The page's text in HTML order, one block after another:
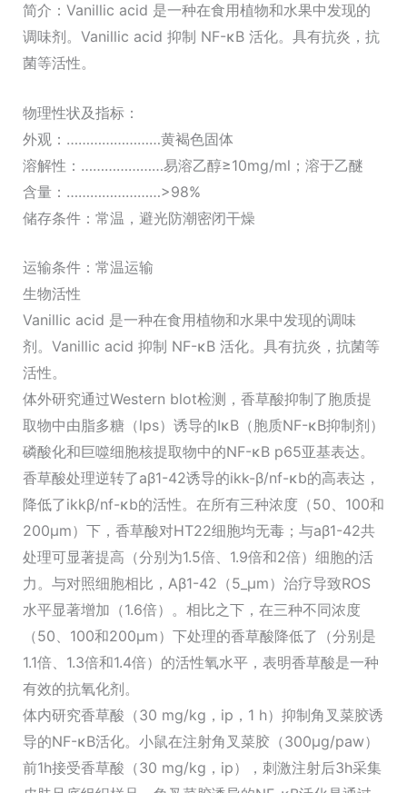
简介：Vanillic acid 是一种在食用植物和水果中发现的
调味剂。Vanillic acid 抑制 NF-κB 活化。具有抗炎，抗
菌等活性。
物理性状及指标：
外观：……………………黄褐色固体
溶解性：…………………易溶乙醇≥10mg/ml；溶于乙醚
含量：……………………>98%
储存条件：常温，避光防潮密闭干燥
运输条件：常温运输
生物活性
Vanillic acid 是一种在食用植物和水果中发现的调味
剂。Vanillic acid 抑制 NF-κB 活化。具有抗炎，抗菌等
活性。
体外研究通过Western blot检测，香草酸抑制了胞质提
取物中由脂多糖（lps）诱导的IκB（胞质NF-κB抑制剂）
磷酸化和巨噬细胞核提取物中的NF-κB p65亚基表达。
香草酸处理逆转了aβ1-42诱导的ikk-β/nf-κb的高表达，
降低了ikkβ/nf-κb的活性。在所有三种浓度（50、100和
200μm）下，香草酸对HT22细胞均无毒；与aβ1-42共
处理可显著提高（分别为1.5倍、1.9倍和2倍）细胞的活
力。与对照细胞相比，Aβ1-42（5_μm）治疗导致ROS
水平显著增加（1.6倍）。相比之下，在三种不同浓度
（50、100和200μm）下处理的香草酸降低了（分别是
1.1倍、1.3倍和1.4倍）的活性氧水平，表明香草酸是一种
有效的抗氧化剂。
体内研究香草酸（30 mg/kg，ip，1 h）抑制角叉菜胶诱
导的NF-κB活化。小鼠在注射角叉菜胶（300μg/paw）
前1h接受香草酸（30 mg/kg，ip），刺激注射后3h采集